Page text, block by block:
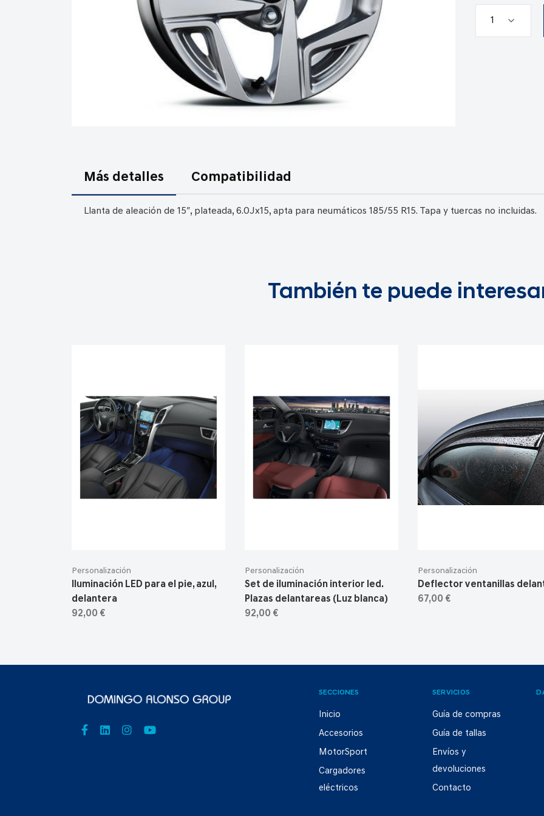
comienzo
Más detalles Compatibilidad
Llanta de aleación de 15″, plateada, 6.0Jx15, apta para neumáticos 185/55 R15. Tapa y tuercas no incluidas.
También te puede
Personalización
Iluminación LED para el pie, azul,
delantera
92,00 €
Personalización
Set de iluminación interior led.
Plazas delantareas (Luz blanca)
92,00 €
Personalización
Deflector ventanillas
67,00 €
SECCIONES
Inicio
Accesorios
MotorSport
Cargadores
eléctricos
SERVICIOS
Guía de compras
Guía de tallas
Envíos y
devoluciones
Contacto